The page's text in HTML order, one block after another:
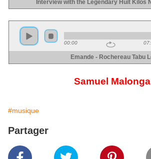
Samuel Malonga
#musique
Partager